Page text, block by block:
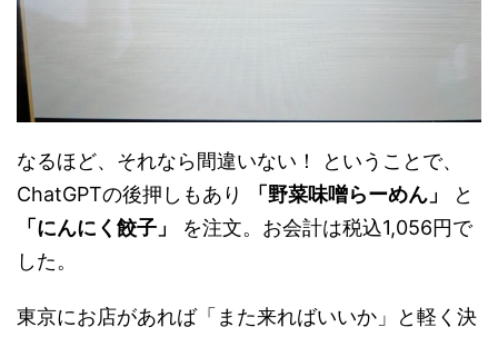
なるほど、それなら間違いない！ ということで、
ChatGPTの後押しもあり
「野菜味噌らーめん」
と
「にんにく餃子」
を注文。お会計は税込1,056円で
した。
東京にお店があれば「また来ればいいか」と軽く決